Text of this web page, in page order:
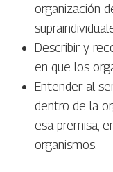
organización
Describir y
en que los
Entender al
dentro de la
esa premisa,
organismos.